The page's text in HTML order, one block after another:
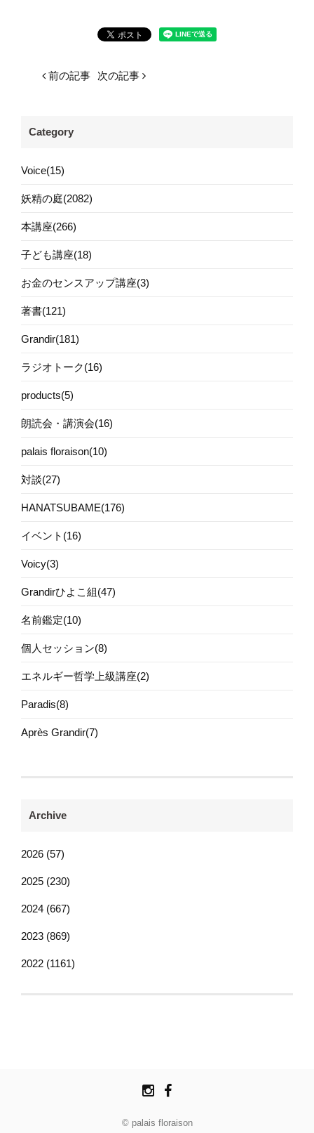
前の記事 次の記事
Category
Voice(15)
妖精の庭(2082)
本講座(266)
子ども講座(18)
お金のセンスアップ講座(3)
著書(121)
Grandir(181)
ラジオトーク(16)
products(5)
朗読会・講演会(16)
palais floraison(10)
対談(27)
HANATSUBAME(176)
イベント(16)
Voicy(3)
Grandirひよこ組(47)
名前鑑定(10)
個人セッション(8)
エネルギー哲学上級講座(2)
Paradis(8)
Après Grandir(7)
Archive
2026 (57)
2025 (230)
2024 (667)
2023 (869)
2022 (1161)
© palais floraison